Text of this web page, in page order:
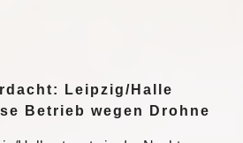
Leipzig/Halle
Betrieb wegen Drohne